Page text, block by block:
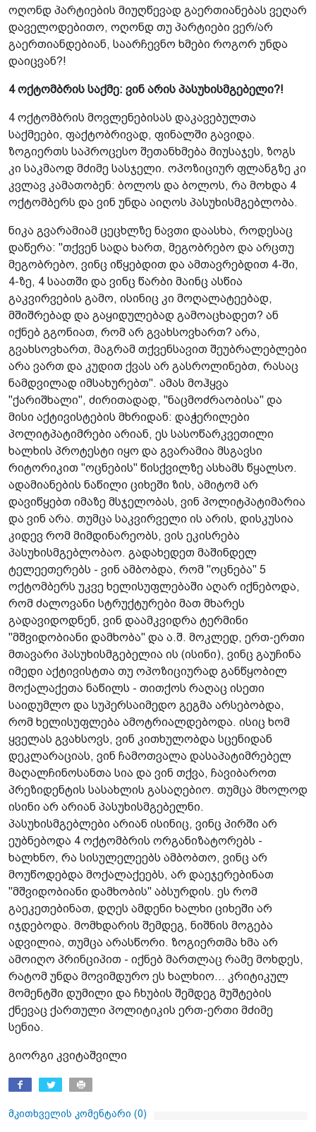
ოღონდ პარტიების მიუღწევად გაერთიანებას ვეღარ
დაველოდებითო, ოღონდ თუ პარტიები ვერ/არ
გაერთიანდებიან, საარჩევნო ხმები როგორ უნდა
დაიცვან?!
4 ოქტომბრის საქმე: ვინ არის პასუხისმგებელი?!
4 ოქტომბრის მოვლენებისას დაკავებულთა
საქმეები, ფაქტობრივად, ფინალში გავიდა.
ზოგიერთს საპროცესო შეთანხმება მიუსაჯეს, ზოგს
კი საკმაოდ მძიმე სასჯელი. ოპოზიციურ ფლანგზე კი
კვლავ კამათობენ: ბოლოს და ბოლოს, რა მოხდა 4
ოქტომბერს და ვინ უნდა აიღოს პასუხისმგებლობა.
ნიკა გვარამიამ ცეცხლზე ნავთი დაასხა, როდესაც
დაწერა: "თქვენ სადა ხართ, მეგობრებო და არცთუ
მეგობრებო, ვინც იწყებდით და ამთავრებდით 4-ში,
4-ზე, 4 საათში და ვინც წარბი მაინც ასწია
გაკვირვების გამო, ისინიც კი მოღალატეებად,
მშიშრებად და გაყიდულებად გამოაცხადეთ? ან
იქნებ გგონიათ, რომ არ გვახსოვ­ხართ? არა,
გვახსოვხართ, მაგრამ თქვენსავით შეუბრალებლები
არა ვართ და კუდით ქვას არ გასროლინებთ, რასაც
ნამდვილად იმსახურებთ". ამას მოჰყვა
"ქარიშხალი", ძირითადად, "ნაცმოძრაობისა" და
მისი აქტივისტების მხრიდან: დაჭერილები
პოლიტპატიმრები არიან, ეს სასოწარკვეთილი
ხალხის პროტეს­ტი იყო და გვარამია მსგავსი
რიტორიკით "ოცნების" წისქვილზე ასხამს წყალსო.
ადამიანების ნაწილი ციხეში ზის, ამიტომ არ
დავიწყებთ იმაზე მსჯელობას, ვინ პოლიტ­პატიმარია
და ვინ არა. თუმცა საკვირველი ის არის, დისკუსია
კიდევ რომ მიმდინარეობს, ვის ეკისრება
პასუხისმგებლობაო. გადახედეთ მაშინდელ
ტელეეთერებს - ვინ ამბობდა, რომ "ოცნება" 5
ოქტომბერს უკვე ხელისუფლებაში აღარ იქნებოდა,
რომ ძალოვანი სტრუქტურები მათ მხარეს
გადავიდოდნენ, ვინ დაამკვიდრა ტერმინი
"მშვიდობიანი დამხობა" და ა.შ. მოკლედ, ერთ-ერთი
მთავარი პასუხისმგებელია ის (ისინი), ვინც გაუჩინა
იმედი აქტივისტთა თუ ოპოზიციურად განწყობილ
მოქალაქეთა ნაწილს - თითქოს რაღაც ისეთი
საიდუმლო და სუპერსაიმედო გეგმა არსებობდა,
რომ ხელისუფლება ამოტრიალდებოდა. ისიც ხომ
ყველას გვახსოვს, ვინ კითხულობდა სცენიდან
დეკლარაციას, ვინ ჩამოთვალა დასაპატიმრებელ
მაღალჩინოსანთა სია და ვინ თქვა, ჩავიბაროთ
პრეზიდენტის სასახლის გასაღებიო. თუმცა მხოლოდ
ისინი არ არიან პასუხისმგებელნი.
პასუხისმგებლები არიან ისინიც, ვინც პირში არ
ეუბნებოდა 4 ოქტომბრის ორგანიზატორებს -
ხალხნო, რა სისულელეებს ამბობთო, ვინც არ
მოუწოდებდა მოქალაქეებს, არ დაეჯერებინათ
"მშვიდობიანი დამხობის" აბსურდის. ეს რომ
გაეკეთებინათ, დღეს ამდენი ხალხი ციხეში არ
იჯდებოდა. მომხდარის შემდეგ, ნიშნის მოგება
ადვილია, თუმცა არასწორი. ზოგიერთმა ხმა არ
ამოიღო პრინციპით - იქნებ მართლაც რამე მოხდეს,
რატომ უნდა მოვიმდურო ეს ხალხიო... კრიტიკულ
მომენტში დუმილი და ჩხუბის შემდეგ მუშტების
ქნევაც ქართული პოლიტიკის ერთ-ერთი მძიმე
სენია.
გიორგი კვიტაშვილი
მკითხველის კომენტარი (0)